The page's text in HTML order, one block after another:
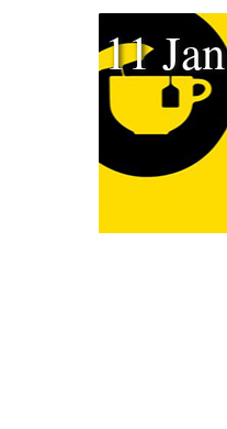
11 Jan